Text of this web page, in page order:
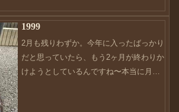
で、何だか不思議な感じがします。。。
さてさて、先日も書きましたが追記とし
て書き足せれ...
1999
2月も残りわずか。今年に入ったばっかり
だと思っていたら、もう2ヶ月が終わりか
けようとしているんですね〜本当に月日